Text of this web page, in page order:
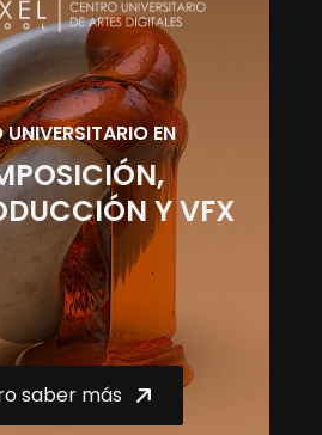
EN
Y VFX
saber más